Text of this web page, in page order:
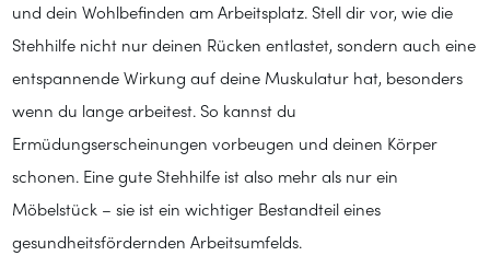
und dein Wohlbefinden am Arbeitsplatz. Stell dir vor, wie die
Stehhilfe nicht nur deinen Rücken entlastet, sondern auch eine
entspannende Wirkung auf deine Muskulatur hat, besonders
wenn du lange arbeitest. So kannst du
Ermüdungserscheinungen vorbeugen und deinen Körper
schonen. Eine gute Stehhilfe ist also mehr als nur ein
Möbelstück – sie ist ein wichtiger Bestandteil eines
gesundheitsfördernden Arbeitsumfelds.